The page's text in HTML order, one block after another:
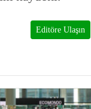
Editöre Ulaşın